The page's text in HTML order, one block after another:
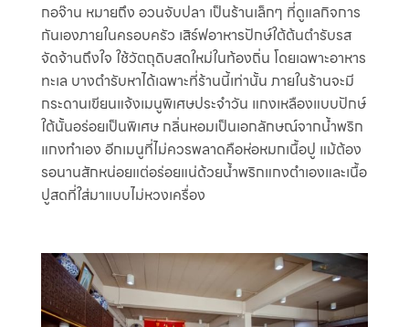
กอจ๊าน หมายถึง อวนจับปลา เป็นร้านเล็กๆ ที่ดูแลกิจการ
กันเองภายในครอบครัว เสิร์ฟอาหารปักษ์ใต้ต้นตำรับรส
จัดจ้านถึงใจ ใช้วัตถุดิบสดใหม่ในท้องถิ่น โดยเฉพาะอาหาร
ทะเล บางตำรับหาได้เฉพาะที่ร้านนี้เท่านั้น ภายในร้านจะมี
กระดานเขียนแจ้งเมนูพิเศษประจำวัน แกงเหลืองแบบปักษ์
ใต้นั้นอร่อยเป็นพิเศษ กลิ่นหอมเป็นเอกลักษณ์จากน้ำพริก
แกงทำเอง อีกเมนูที่ไม่ควรพลาดคือห่อหมกเนื้อปู แม้ต้อง
รอนานสักหน่อยแต่อร่อยแน่ด้วยน้ำพริกแกงตำเองและเนื้อ
ปูสดที่ใส่มาแบบไม่หวงเครื่อง